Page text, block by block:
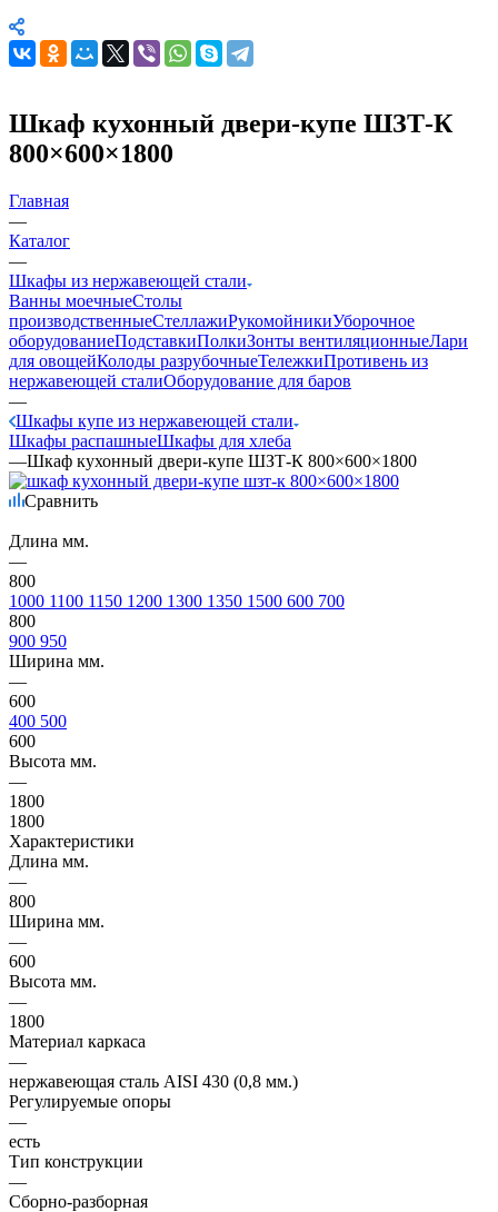
Шкаф кухонный двери-купе ШЗТ-К
800×600×1800
Главная
—
Каталог
—
Шкафы из нержавеющей стали
Ванны моечныеСтолы
производственныеСтеллажиРукомойникиУборочное
оборудованиеПодставкиПолкиЗонты вентиляционныеЛари
для овощейКолоды разрубочныеТележкиПротивень из
нержавеющей сталиОборудование для баров
—
Шкафы купе из нержавеющей стали
Шкафы распашныеШкафы для хлеба
—Шкаф кухонный двери-купе ШЗТ-К 800×600×1800
Сравнить
Длина мм.
—
800
1000 1100 1150 1200 1300 1350 1500 600 700
800
900 950
Ширина мм.
—
600
400 500
600
Высота мм.
—
1800
1800
Характеристики
Длина мм.
—
800
Ширина мм.
—
600
Высота мм.
—
1800
Материал каркаса
—
нержавеющая сталь AISI 430 (0,8 мм.)
Регулируемые опоры
—
есть
Тип конструкции
—
Сборно-разборная